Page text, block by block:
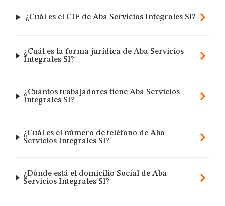
¿Cuál es el CIF de Aba Servicios Integrales Sl?
¿Cuál es la forma jurídica de Aba Servicios
Integrales Sl?
¿Cuántos trabajadores tiene Aba Servicios
Integrales Sl?
¿Cuál es el número de teléfono de Aba
Servicios Integrales Sl?
¿Dónde está el domicilio Social de Aba
Servicios Integrales Sl?